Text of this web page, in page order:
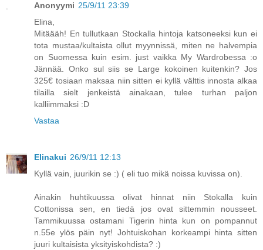
Anonyymi 25/9/11 23:39
Elina,
Mitäääh! En tullutkaan Stockalla hintoja katsoneeksi kun ei
tota mustaa/kultaista ollut myynnissä, miten ne halvempia
on Suomessa kuin esim. just vaikka My Wardrobessa :o
Jännää. Onko sul siis se Large kokoinen kuitenkin? Jos
325€ tosiaan maksaa niin sitten ei kyllä välttis innosta alkaa
tilailla sielt jenkeistä ainakaan, tulee turhan paljon
kalliimmaksi :D
Vastaa
Elinakui 26/9/11 12:13
Kyllä vain, juurikin se :) ( eli tuo mikä noissa kuvissa on).
Ainakin huhtikuussa olivat hinnat niin Stokalla kuin
Cottonissa sen, en tiedä jos ovat sittemmin nousseet.
Tammikuussa ostamani Tigerin hinta kun on pompannut
n.55e ylös päin nyt! Johtuiskohan korkeampi hinta sitten
juuri kultaisista yksityiskohdista? :)